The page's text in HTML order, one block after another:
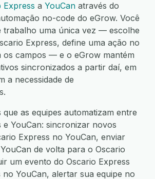
Express a YouCan através do
no-code do eGrow. Você
trabalho uma única vez — escolhe
Express, define uma ação no
os campos — e o eGrow mantém
sincronizados a partir daí, em
a necessidade de
as equipes automatizam entre
e YouCan: sincronizar novos
Express no YouCan, enviar
de volta para o Oscario
um evento do Oscario Express
no YouCan, alertar sua equipe no